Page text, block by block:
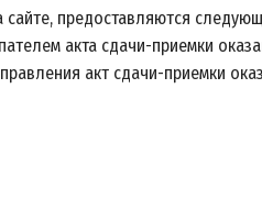
предоставляются
акта сдачи-приемки
акт сдачи-приемки